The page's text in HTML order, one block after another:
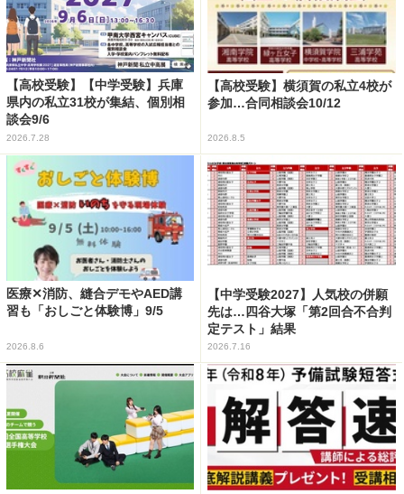
【高校受験】【中学受験】兵庫
県内の私立31校が集結、個別相
談会9/6
2026.7.28
【高校受験】横須賀の私立4校が
参加…合同相談会10/12
2026.8.5
医療✕消防、縫合デモやAED講
習も「おしごと体験博」9/5
2026.8.6
【中学受験2027】人気校の併願
先は…四谷大塚「第2回合不合判
定テスト」結果
2026.7.16